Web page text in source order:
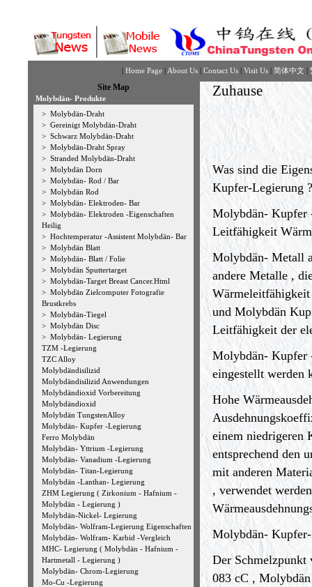
| Home Page | About Us | Contact Us | Visit Us | 简体中文 |
Site Map
Molybdän- Produkte
> Molybdän-Draht
> Gereinigt Molybdän-Draht
> Schwarz Molybdän-Draht
> Molybdän-Draht Spray
> Stranded Molybdän-Draht
> Molybdän Dorn
> Molybdän- Rod / Bar
> Molybdän Rod
> Molybdän- Elektroden- Bar
> Molybdän- Elektroden -Eigenschaften
Heilig
> Hochtemperatur -Assistent Molybdän- Bar
> Molybdän Blatt
> Molybdän- Blatt / Folie
> Molybdän Sputtertarget
> Molybdän-Target Breast Cancer.Html
> Molybdän Zielcomputer Fotografie
Brustkrebs
> Molybdän-Tiegel
> Molybdän Disc
> Molybdän- Legierung
TZM -Legierung
TZC Alloy
Molybdändisilizid
Molybdändisilizid Anwendungen
Molybdändioxid Vorbereitung
Molybdändioxid
Molybdän TungstenAlloy
Molybdän- Kupfer -Legierung
Ferro Molybdän
Molybdän- Yttrium -Legierung
Molybdän- Vanadium -Legierung
Molybdän- Titan-Legierung
Molybdän -Lanthan- Legierung
ZHM Legierung ( Zirkonium - Hafnium -
Molybdän - Legierung )
Molybdän-Nickel- Legierung
Molybdän- Wolfram-Legierung Eigenschaften
Molybdän- Wolfram- Karbid -Vergleich
MHC- Legierung ( Molybdän - Hafnium -
Hartmetall - Legierung )
Molybdän- Chrom-Legierung
Mo-Cu -Legierung
Zuhause
Was sind die
Kupfer-Legierung ?
Molybdän- Kupfer
Leitfähigkeit
Molybdän- Metall
andere Metalle ,
und Molybdän
Leitfähigkeit der
Molybdän- Kupfer
eingestellt werden
Hohe
einem niedrigeren
entsprechend den
mit anderen
, verwendet
Molybdän-
Der
083 cC ,